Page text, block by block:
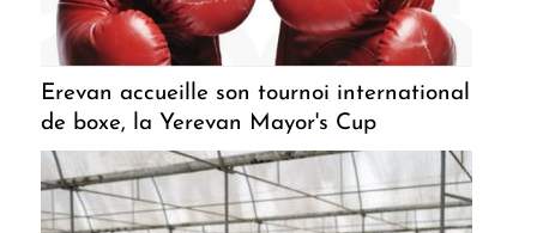
Erevan accueille son tournoi international
de boxe, la Yerevan Mayor's Cup